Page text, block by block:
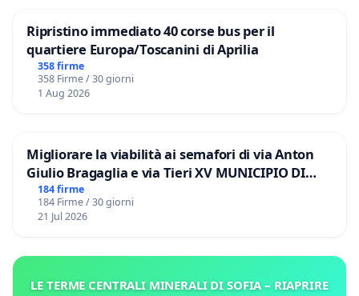
Ripristino immediato 40 corse bus per il
quartiere Europa/Toscanini di Aprilia
358 firme
358 Firme / 30 giorni
1 Aug 2026
Migliorare la viabilità ai semafori di via Anton
Giulio Bragaglia e via Tieri XV MUNICIPIO DI
ROMA
184 firme
184 Firme / 30 giorni
21 Jul 2026
LE TERME CENTRALI MINERALI DI SOFIA – RIAPRIRE